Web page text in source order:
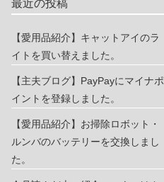
最近の投稿
【愛用品紹介】キャットアイのラ
イトを買い替えました。
【主夫ブログ】PayPayにマイナポ
イントを登録しました。
【愛用品紹介】お掃除ロボット・
ルンバのバッテリーを交換しまし
た。